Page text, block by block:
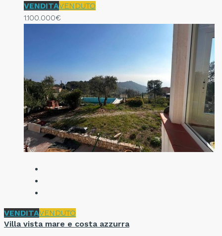
VENDITAVENDUTO
1.100.000€
VENDITAVENDUTO
Villa vista mare e costa azzurra